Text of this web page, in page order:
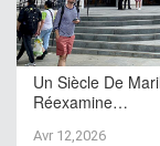
Un Siècle De
Réexamine…
Avr 12,2026